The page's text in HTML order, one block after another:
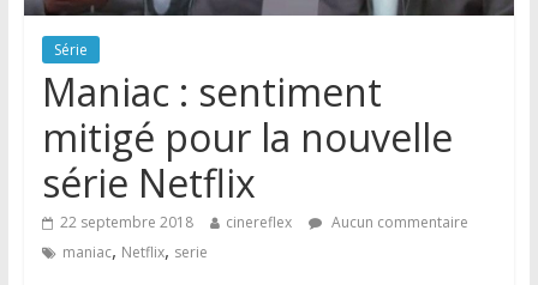
Série
Maniac : sentiment
mitigé pour la nouvelle
série Netflix
22 septembre 2018 cinereflex
Aucun commentaire
maniac, Netflix, serie